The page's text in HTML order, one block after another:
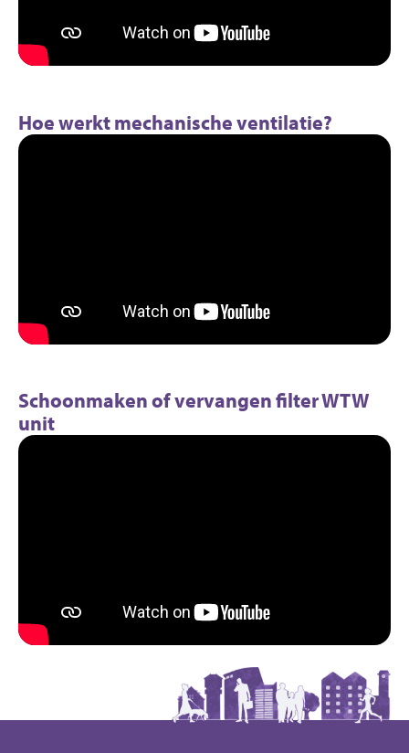
Hoe werkt mechanische ventilatie?
Schoonmaken of vervangen filter WTW
unit